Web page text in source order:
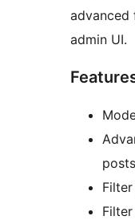
advanced
admin UI.
posts